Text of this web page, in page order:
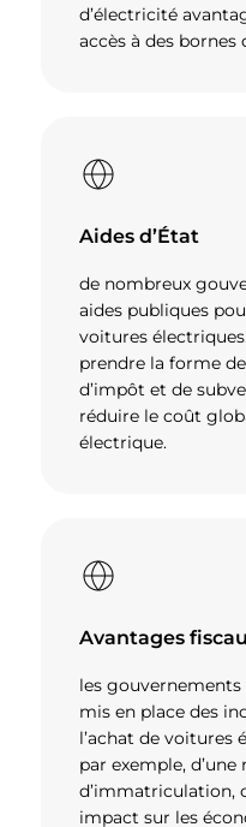
d’électricité
accès à des
Aides d’État
de nombreux
aides publiques
voitures
prendre la forme
d’impôt et de
réduire le coût
électrique.
Avantages
les
mis en place des
l’achat de voitures
par exemple,
d’immatriculation,
impact sur les